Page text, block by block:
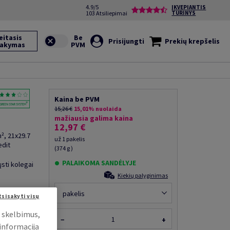
4.9/5
103 Atsiliepimai
ĮKVEPIANTIS
TURINYS
Prisijungti Prekių krepšelis
21x29.7
kolegai
Kaina be PVM
15,26 € 15,01% nuolaida
mažiausia galima kaina
12,97 €
už 1 pakelis
(374 g )
PALAIKOMA SANDĖLYJE
Kiekių palyginimas
pakelis
− +
visų